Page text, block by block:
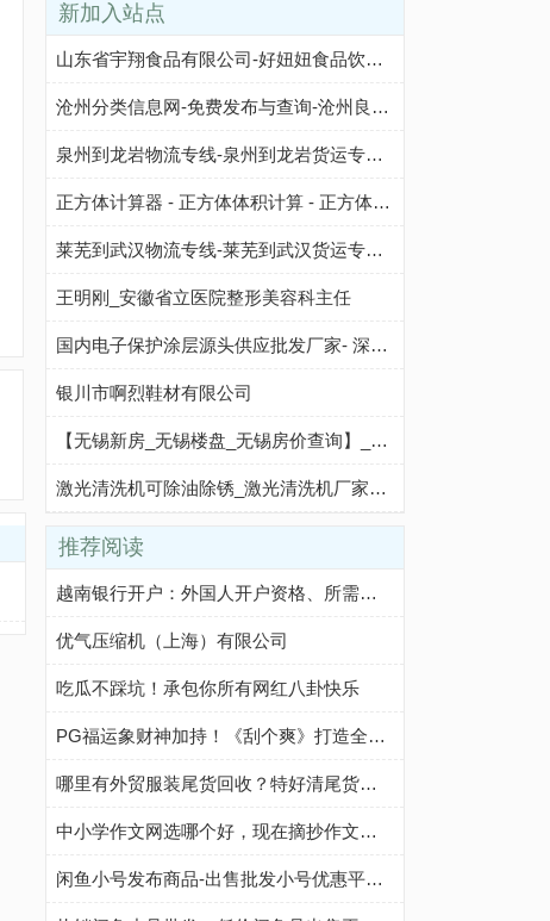
新加入站点
山东省宇翔食品有限公司-好妞妞食品饮料招商网【www.3490.CN】
沧州分类信息网-免费发布与查询-沧州良时百业招商网
泉州到龙岩物流专线-泉州到龙岩货运专线-泉州至龙岩物流公司-就发物流网
正方体计算器 - 正方体体积计算 - 正方体表面积计算 - 正方体总棱长计算
莱芜到武汉物流专线-莱芜到武汉货运专线-莱芜至武汉物流公司-就发物流网
王明刚_安徽省立医院整形美容科主任
国内电子保护涂层源头供应批发厂家- 深圳中氟纳米【厂家网址】
银川市啊烈鞋材有限公司
【无锡新房_无锡楼盘_无锡房价查询】_无锡新房网-365淘房
激光清洗机可除油除锈_激光清洗机厂家价格详询-圣同智能激光
推荐阅读
越南银行开户：外国人开户资格、所需文件、开户步骤及注意事项
优气压缩机（上海）有限公司
吃瓜不踩坑！承包你所有网红八卦快乐
PG福运象财神加持！《刮个爽》打造全新休闲玩法
哪里有外贸服装尾货回收？特好清尾货网帮你轻松解决
中小学作文网选哪个好，现在摘抄作文我都在这个网站
闲鱼小号发布商品-出售批发小号优惠平台-咸鱼优质小号购买